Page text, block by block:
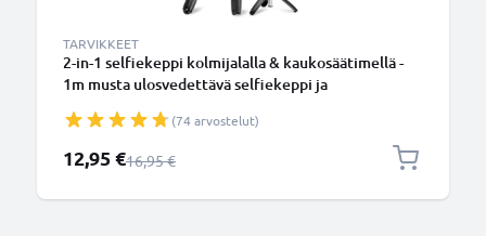
TARVIKKEET
2-in-1 selfiekeppi kolmijalalla & kaukosäätimellä -
1m musta ulosvedettävä selfiekeppi ja
kaukosäätimellä puhelimelle ja kameralle -
iPhonelle, GoProlle, Androidille ynm.
(74 arvostelut)
Erikoishinta
12,95 €Normaali hinta
16,95 €